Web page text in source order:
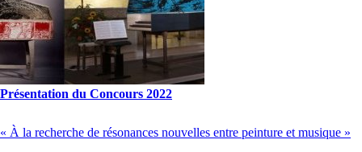
Présentation du Concours 2022
« À la recherche de résonances nouvelles entre peinture et musique »